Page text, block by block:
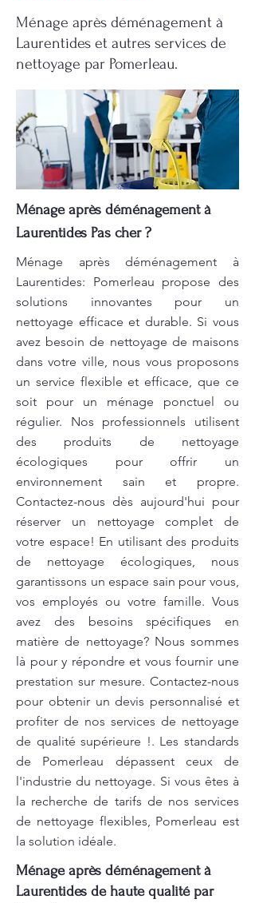
Ménage après déménagement à
Laurentides et autres services de
nettoyage par Pomerleau.
Ménage après déménagement à
Laurentides Pas cher ?
Ménage après déménagement à
Laurentides: Pomerleau propose des
solutions innovantes pour un
nettoyage efficace et durable. Si vous
avez besoin de nettoyage de maisons
dans votre ville, nous vous proposons
un service flexible et efficace, que ce
soit pour un ménage ponctuel ou
régulier. Nos professionnels utilisent
des produits de nettoyage
écologiques pour offrir un
environnement sain et propre.
Contactez-nous dès aujourd'hui pour
réserver un nettoyage complet de
votre espace! En utilisant des produits
de nettoyage écologiques, nous
garantissons un espace sain pour vous,
vos employés ou votre famille. Vous
avez des besoins spécifiques en
matière de nettoyage? Nous sommes
là pour y répondre et vous fournir une
prestation sur mesure. Contactez-nous
pour obtenir un devis personnalisé et
profiter de nos services de nettoyage
de qualité supérieure !. Les standards
de Pomerleau dépassent ceux de
l'industrie du nettoyage. Si vous êtes à
la recherche de tarifs de nos services
de nettoyage flexibles, Pomerleau est
la solution idéale.
Ménage après déménagement à
Laurentides de haute qualité par